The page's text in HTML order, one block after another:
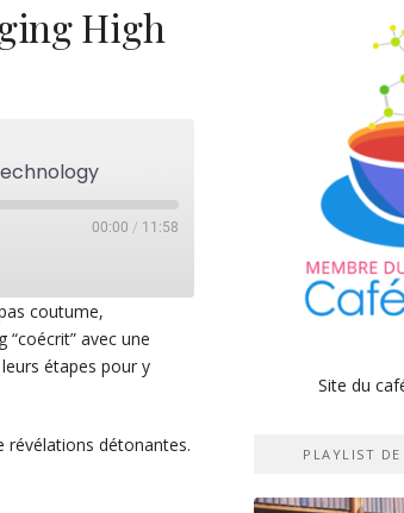
High
00:00 / 11:58
coutume,
avec une
étapes pour y
révélations détonantes.
Site du
PLAYLIST